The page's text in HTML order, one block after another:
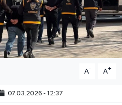
A- A+
07.03.2026 - 12:37